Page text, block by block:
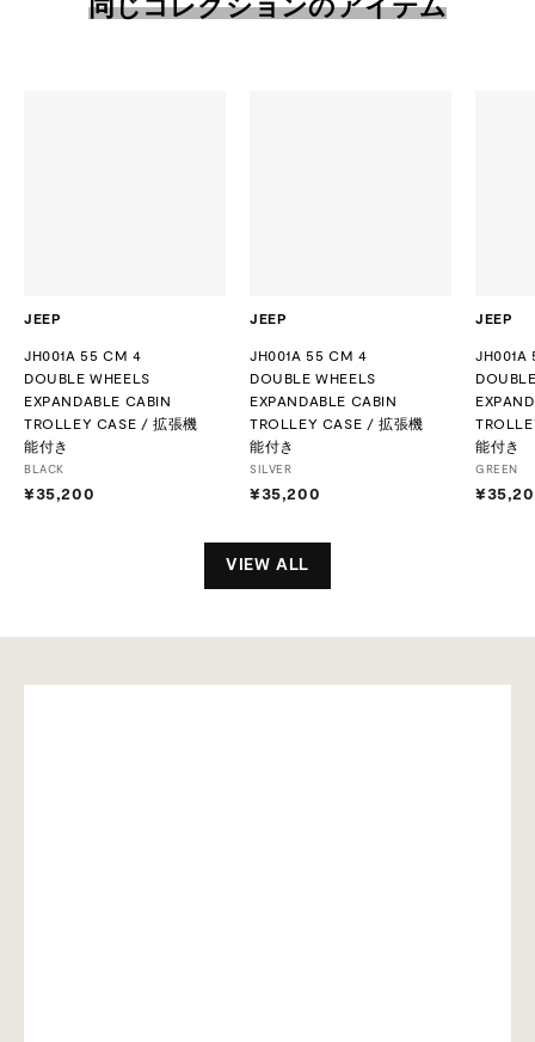
同じコレクションのアイテム
JEEP
JH001A 55 CM 4
DOUBLE WHEELS
EXPANDABLE CABIN
TROLLEY CASE / 拡張機
能付き
BLACK
¥35,200
JEEP
JH001A 55 CM 4
DOUBLE WHEELS
EXPANDABLE CABIN
TROLLEY CASE / 拡張機
能付き
SILVER
¥35,200
5
2
JEEP
JH001A
能付き
GREEN
VIEW ALL